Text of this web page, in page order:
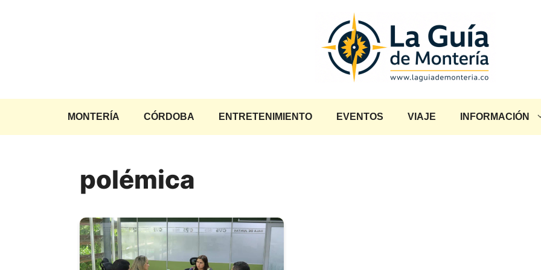
MONTERÍA CÓRDOBA ENTRETENIMIENTO EVENTOS VIAJE INFORMACIÓN
polémica